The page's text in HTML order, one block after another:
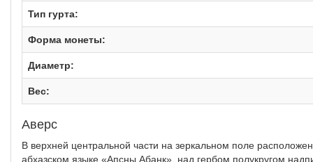
Тип гурта:
Форма монеты:
Диаметр:
Вес:
Аверс
В верхней центральной части на зеркальном поле
абхазском языке «Апсны Абанк», над гербом полукругом